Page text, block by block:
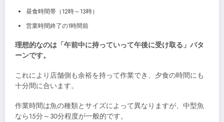
昼食時間帯（12時～13時）
営業時間終了の1時間前
理想的なのは「午前中に持っていって午後に受け取る」パタ
ーンです。
これにより店舗側も余裕を持って作業でき、夕食の時間にも
十分間に合います。
作業時間は魚の種類とサイズによって異なりますが、中型魚
なら15分～30分程度が一般的です。